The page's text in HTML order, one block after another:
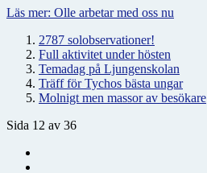
Läs mer: Olle arbetar med oss nu
2787 solobservationer!
Full aktivitet under hösten
Temadag på Ljungenskolan
Träff för Tychos bästa ungar
Molnigt men massor av besökare
Sida 12 av 36